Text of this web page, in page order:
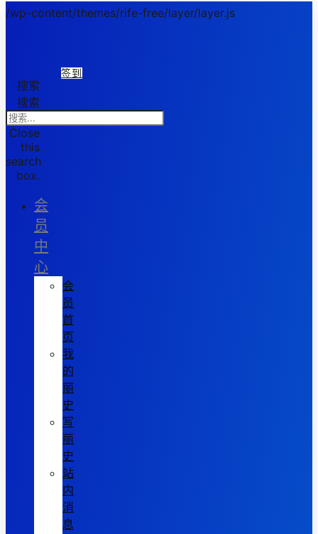
/wp-content/themes/rife-free/layer/layer.js
签到
搜索
搜索
Close
this
search
box.
会
员
中
心
会
员
首
页
我
的
丽
史
写
丽
史
站
内
消
息